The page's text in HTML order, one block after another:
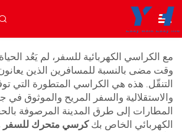
كرسي كهربائي
مع الكراسي الكهربائية للسفر، لم يَعُد
وقت مضى بالنسبة للمسافرين الذين
التنقّل. هذه هي الكراسي المتطورة التي
والاستقلالية والسفر المريح والموثوق في
المطارات إلى طرق المدينة المرصوفة
الكهربائي الخاص بككرسي متحرك للسفر